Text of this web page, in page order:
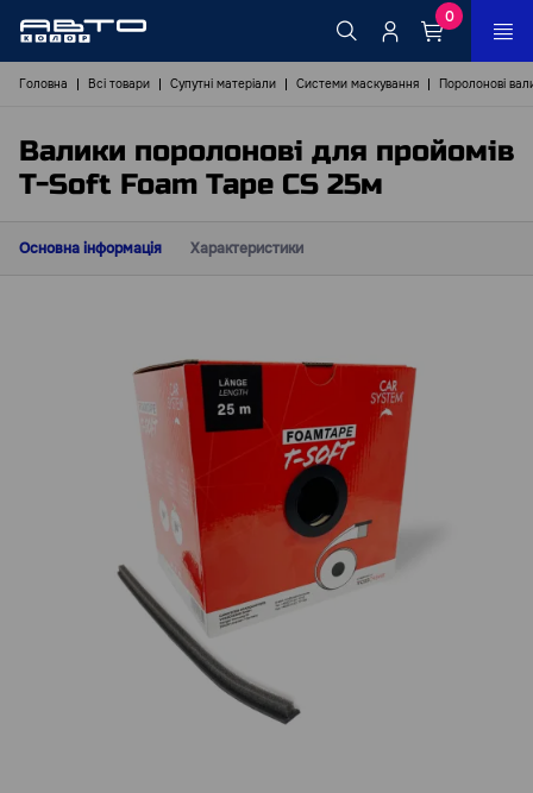
0
Головна Всі товари Супутні матеріали Системи маскування Поролонові
Валики поролонові для пройомів
T-Soft Foam Tape CS 25м
Основна інформація Характеристики